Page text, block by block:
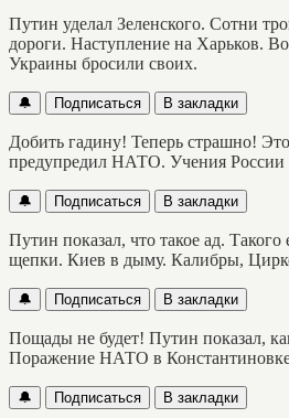
Путин уделал Зеленского. Сотни
дороги. Наступление на Харьков.
Украины бросили своих.
🔔 Подписаться В закладки
Добить гадину! Теперь страшно!
предупредил НАТО. Учения России
🔔 Подписаться В закладки
Путин показал, что такое ад.
щепки. Киев в дыму. Калибры,
🔔 Подписаться В закладки
Пощады не будет! Путин показал,
Поражение НАТО в
🔔 Подписаться В закладки